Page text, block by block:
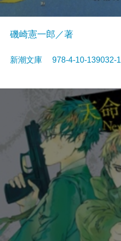
磯崎憲一郎／著
新潮文庫 978-4-10-